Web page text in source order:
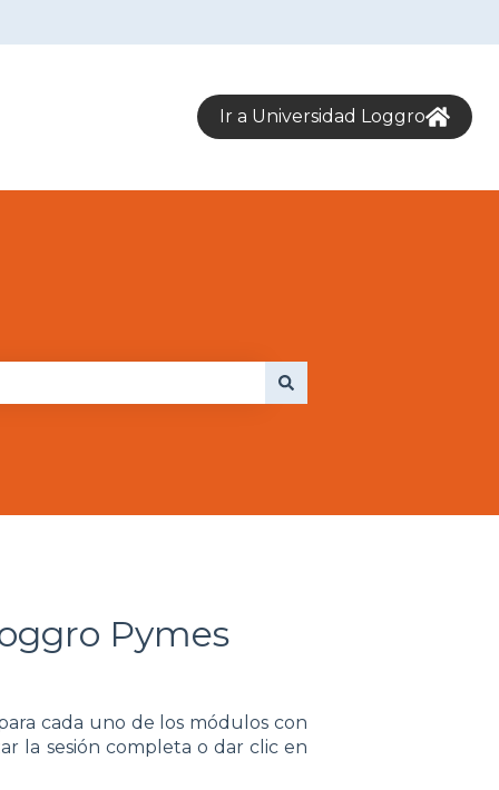
Ir a Universidad Loggro
Pymes
cada uno de los módulos con
la sesión completa o dar clic en